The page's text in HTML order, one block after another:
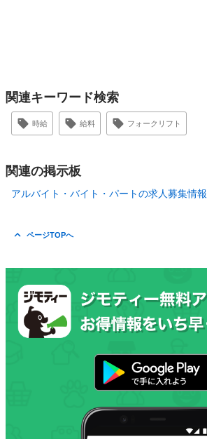
関連キーワード検索
時給 給料 フォークリフト
関連の掲示板
アルバイト・バイト・パートの求人募集情報
ページTOPへ